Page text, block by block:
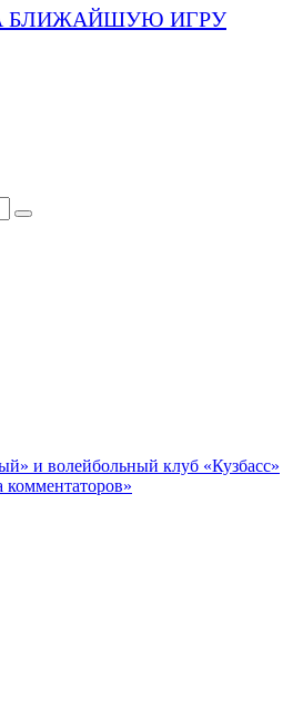
БЛИЖАЙШУЮ ИГРУ
и волейбольный клуб «Кузбасс»
комментаторов»